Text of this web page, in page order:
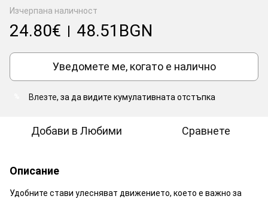
Изчерпана наличност
24.80€ | 48.51BGN
Уведомете ме, когато е налично
Влезте, за да видите кумулативната отстъпка
Добави в Любими Сравнете
Описание
Удобните стави улесняват движението, което е важно за